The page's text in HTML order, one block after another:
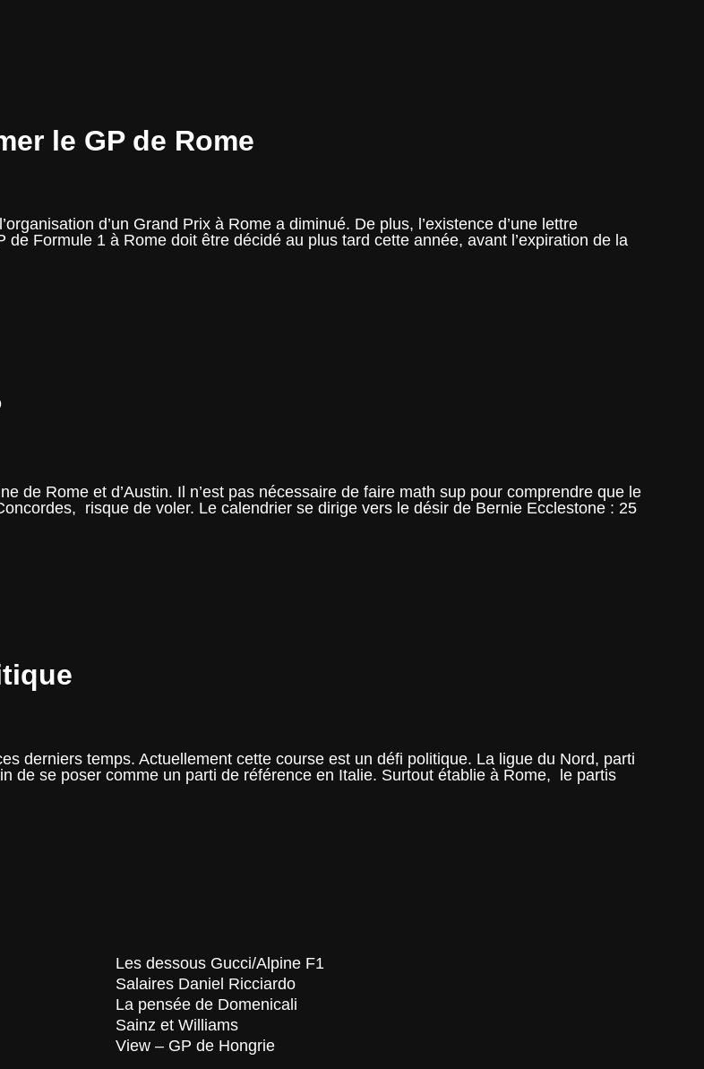
le GP de Rome
d’un Grand Prix à Rome a diminué. De plus, l’existence d’une lettre
Formule 1 à Rome doit être décidé au plus tard cette année, avant l’expiration de la
de Rome et d’Austin. Il n’est pas nécessaire de faire math sup pour comprendre que le
risque de voler. Le calendrier se dirige vers le désir de Bernie Ecclestone : 25
derniers temps. Actuellement cette course est un défi politique. La ligue du Nord, parti
de se poser comme un parti de référence en Italie. Surtout établie à Rome, le partis
Les dessous Gucci/Alpine F1
Salaires Daniel Ricciardo
La pensée de Domenicali
Sainz et Williams
View – GP de Hongrie